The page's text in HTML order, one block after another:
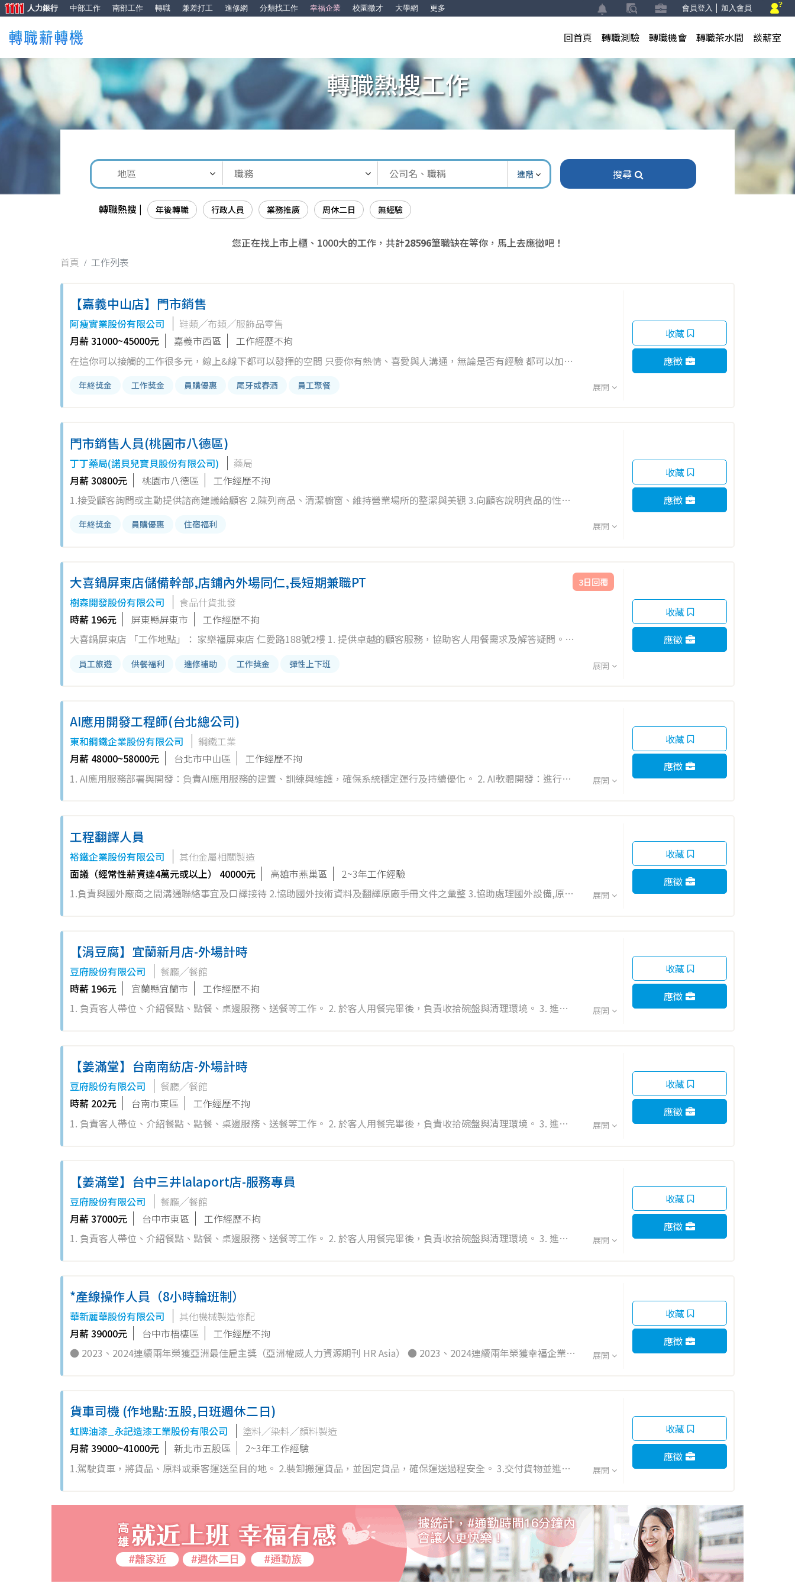
會員登入 加入會員
人力銀行 中部工作 南部工作 轉職 兼差打工 進修網 分類找工作 幸福企業 校園徵才 大學網 更多
回首頁 轉職測驗 轉職機會 轉職茶水間 談薪室
轉職熱搜工作
進階 搜尋
轉職熱搜 | 年後轉職 行政人員 業務推廣 周休二日 無經驗
您正在找上市上櫃、1000大的工作，共計28596筆職缺在等你，馬上去應徵吧！
首頁
工作列表
【嘉義中山店】門市銷售
阿瘦實業股份有限公司
鞋類╱布類╱服飾品零售
月薪 31000~45000元
嘉義市西區
工作經歷不拘
在這你可以接觸的工作很多元，線上&線下都可以發揮的空間 只要你有熱情、喜愛與人溝通，無論是否有經驗 都可以加入
解說 3. 顧客關...
展開
年終獎金 工作獎金 員購優惠 尾牙或春酒 員工聚餐
收藏
應徵
門市銷售人員(桃園市八德區)
丁丁藥局(諾貝兒寶貝股份有限公司)
藥局
月薪 30800元
桃園市八德區
工作經歷不拘
1.接受顧客詢問或主動提供諮商建議給顧客 2.陳列商品、清潔櫥窗、維持營業場所的整潔與美觀 3.向顧客說明貨品的性
質、特徵、品質與價格 4.在成交後，包裝商品、收取款項、交付商品、開發票或收據，完成交易手續 5.向客戶示範操作方
法，顯示商品的優點，以...
展開
年終獎金 員購優惠 住宿福利
收藏
應徵
大喜鍋屏東店儲備幹部,店鋪內外場同仁,長短期兼職PT
樹森開發股份有限公司
食品什貨批發
時薪 196元
屏東縣屏東市
工作經歷不拘
大喜鍋屏東店 「工作地點」： 家樂福屏東店 仁愛路188號2樓 1. 提供卓越的顧客服務，協助客人用餐需求及解答疑問。 2.
展開
員工旅遊 供餐福利 進修補助 工作獎金 彈性上下班
3日回覆
收藏
應徵
AI應用開發工程師(台北總公司)
東和鋼鐵企業股份有限公司
鋼鐵工業
月薪 48000~58000元
台北市中山區
工作經歷不拘
1. AI應用服務部署與開發：負責AI應用服務的建置、訓練與維護，確保系統穩定運行及持續優化。 2. AI軟體開發：進行AI
展開
收藏
應徵
工程翻譯人員
裕鐵企業股份有限公司
其他金屬相關製造
面議（經常性薪資達4萬元或以上） 40000元
高雄市燕巢區
2~3年工作經驗
1.負責與國外廠商之間溝通聯絡事宜及口譯接待 2.協助國外技術資料及翻譯原廠手冊文件之彙整 3.協助處理國外設備,原料
展開
收藏
應徵
【涓豆腐】宜蘭新月店-外場計時
豆府股份有限公司
餐廳╱餐館
時薪 196元
宜蘭縣宜蘭市
工作經歷不拘
1. 負責客人帶位、介紹餐點、點餐、桌邊服務、送餐等工作。 2. 於客人用餐完畢後，負責收拾碗盤與清理環境。 3. 進行
展開
收藏
應徵
【姜滿堂】台南南紡店-外場計時
豆府股份有限公司
餐廳╱餐館
時薪 202元
台南市東區
工作經歷不拘
1. 負責客人帶位、介紹餐點、點餐、桌邊服務、送餐等工作。 2. 於客人用餐完畢後，負責收拾碗盤與清理環境。 3. 進行
展開
收藏
應徵
【姜滿堂】台中三井lalaport店-服務專員
豆府股份有限公司
餐廳╱餐館
月薪 37000元
台中市東區
工作經歷不拘
1. 負責客人帶位、介紹餐點、點餐、桌邊服務、送餐等工作。 2. 於客人用餐完畢後，負責收拾碗盤與清理環境。 3. 進行
展開
收藏
應徵
*產線操作人員（8小時輪班制）
華新麗華股份有限公司
其他機械製造修配
月薪 39000元
台中市梧棲區
工作經歷不拘
● 2023、2024連續兩年榮獲亞洲最佳雇主獎（亞洲權威人力資源期刊 HR Asia） ● 2023、2024連續兩年榮獲幸福企業製
展開
收藏
應徵
貨車司機 (作地點:五股,日班週休二日)
虹牌油漆_永記造漆工業股份有限公司
塗料╱染料╱顏料製造
月薪 39000~41000元
新北市五股區
2~3年工作經驗
1.駕駛貨車，將貨品、原料或乘客運送至目的地。 2.裝卸搬運貨品，並固定貨品，確保運送過程安全。 3.交付貨物並進行
展開
收藏
應徵